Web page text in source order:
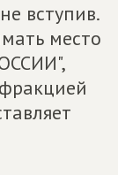
вступив.
место